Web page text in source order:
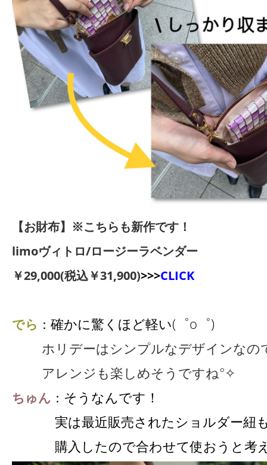
【お財布】※こちらも新作です！
limoヴィトロ/ロージーラベンダー
￥29,000(税込￥31,900)>>>CLICK
でら ： 確かに驚くほど軽い(゜o゜)
ホリデーはシンプルなデザインなの
アレンジも楽しめそうですね°✧
ちゅん ： そうなんです！
実は最近販売されたショルダー紐
購入したので合わせて使おうと考